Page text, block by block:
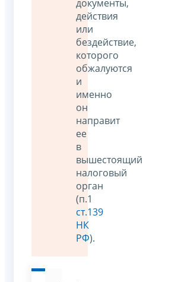
документы,
действия
или
бездействие,
которого
обжалуются
и
именно
он
направит
ее
в
вышестоящий
налоговый
орган
(п.1
ст.139
НК
РФ).